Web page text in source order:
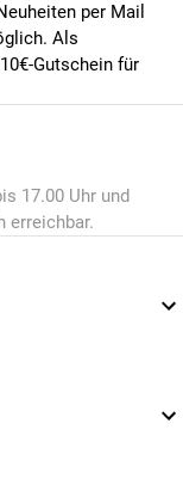
per Mail
Als
Gutschein für
17.00 Uhr und
erreichbar.